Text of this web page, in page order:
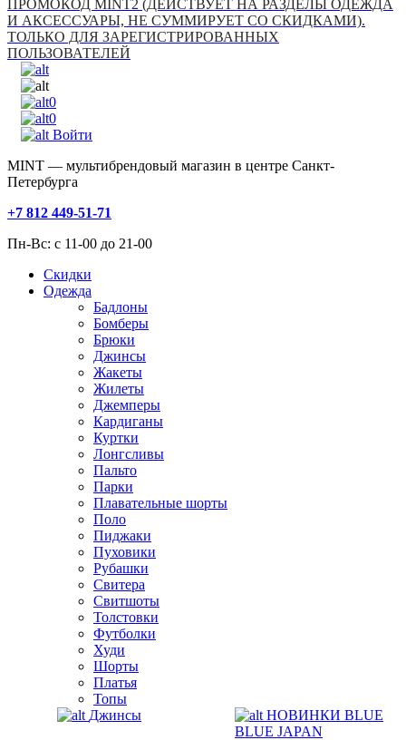
ПРОМОКОД MINT2 (ДЕЙСТВУЕТ НА РАЗДЕЛЫ ОДЕЖДА
И АКСЕССУАРЫ, НЕ СУММИРУЕТ СО СКИДКАМИ).
ТОЛЬКО ДЛЯ ЗАРЕГИСТРИРОВАННЫХ
ПОЛЬЗОВАТЕЛЕЙ
0
0
Войти
MINT — мультибрендовый магазин в центре Санкт-
Петербурга
+7 812 449-51-71
Пн-Вс: с 11-00 до 21-00
Скидки
Одежда
Бадлоны
Бомберы
Брюки
Джинсы
Жакеты
Жилеты
Джемперы
Кардиганы
Куртки
Лонгсливы
Пальто
Парки
Плавательные шорты
Поло
Пиджаки
Пуховики
Рубашки
Свитера
Свитшоты
Толстовки
Футболки
Худи
Шорты
Платья
Топы
Джинсы
НОВИНКИ BLUE
BLUE JAPAN